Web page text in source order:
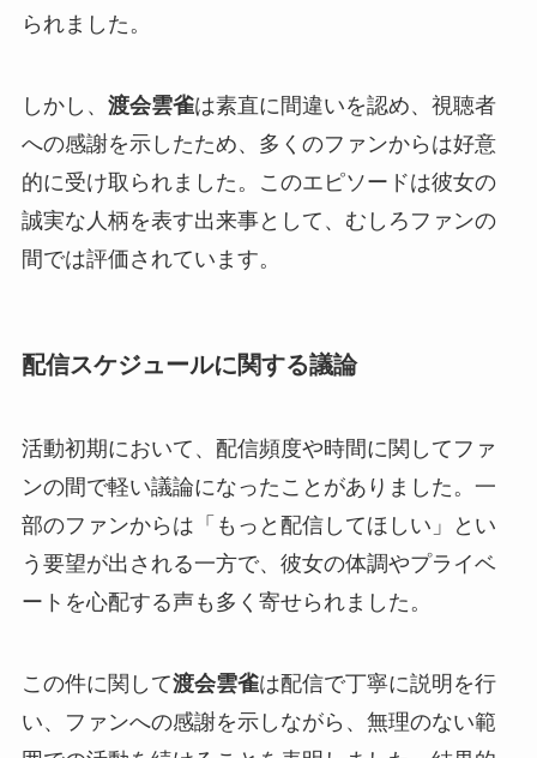
られました。
しかし、 渡会雲雀は素直に間違いを認め、視聴者
への感謝を示したため、多くのファンからは好意
的に受け取られました。このエピソードは彼女の
誠実な人柄を表す出来事として、むしろファンの
間では評価されています。
配信スケジュールに関する議論
活動初期において、配信頻度や時間に関してファ
ンの間で軽い議論になったことがありました。一
部のファンからは「もっと配信してほしい」とい
う要望が出される一方で、彼女の体調やプライベ
ートを心配する声も多く寄せられました。
この件に関して渡会雲雀は配信で丁寧に説明を行
い、ファンへの感謝を示しながら、無理のない範